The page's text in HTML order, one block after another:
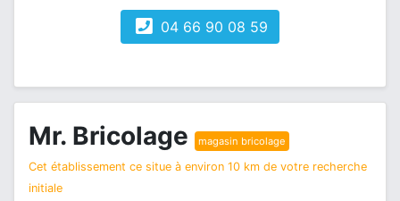
04 66 90 08 59
Mr. Bricolage magasin bricolage
Cet établissement ce situe à environ 10 km de votre recherche
initiale